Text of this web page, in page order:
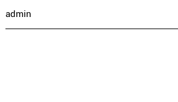
admin